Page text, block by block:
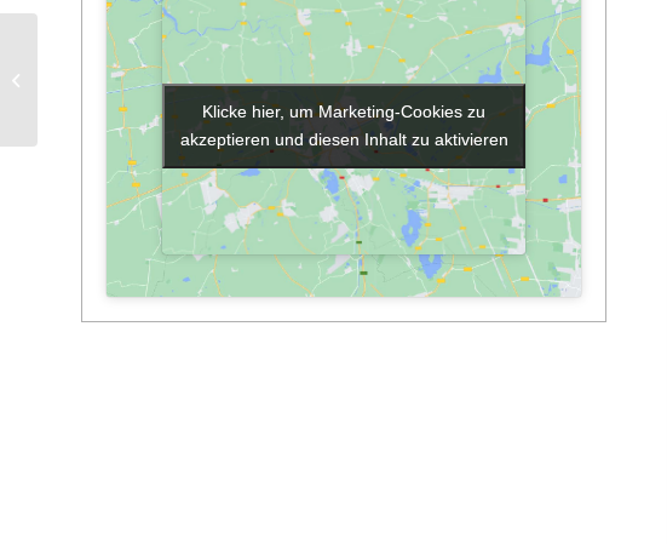
Klicke hier, um Marketing-Cookies zu
akzeptieren und diesen Inhalt zu aktivieren
Klicke hier, um Marketing-Cookies zu
akzeptieren und diesen Inhalt zu aktivieren
Bibliothek geöffnet